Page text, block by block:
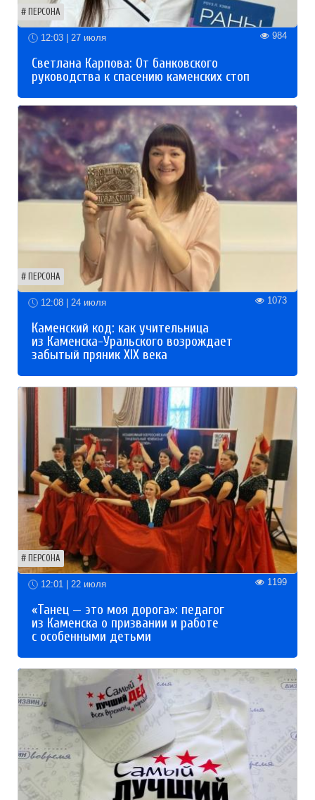
ПЕРСОНА
12:03 | 27 июля 984
Светлана Карпова: От банковского
руководства к спасению каменских стоп
ПЕРСОНА
12:08 | 24 июля 1073
Каменский код: как учительница
из Каменска-Уральского возрождает
забытый пряник XIX века
ПЕРСОНА
12:01 | 22 июля 1199
«Танец — это моя дорога»: педагог
из Каменска о призвании и работе
с особенными детьми